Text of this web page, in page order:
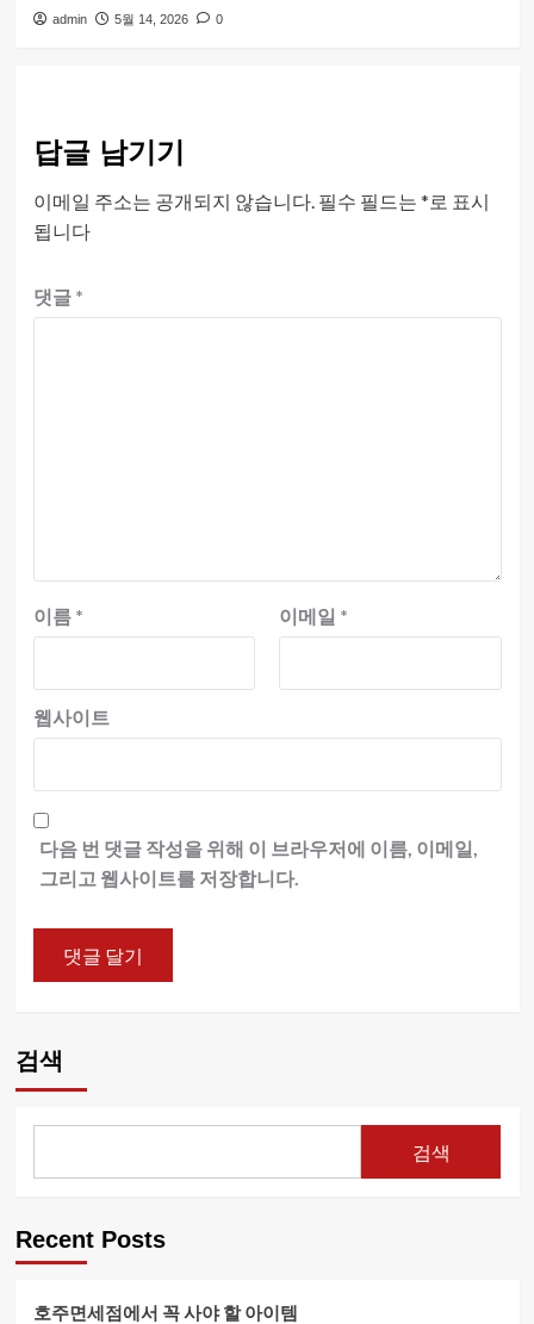
admin 5월 14, 2026 0
답글 남기기
이메일 주소는 공개되지 않습니다. 필수 필드는 * 로 표시
됩니다
댓글 *
이름 * 이메일 *
웹사이트
다음 번 댓글 작성을 위해 이 브라우저에 이름, 이메일,
그리고 웹사이트를 저장합니다.
검색
검색
Recent Posts
호주면세점에서 꼭 사야 할 아이템